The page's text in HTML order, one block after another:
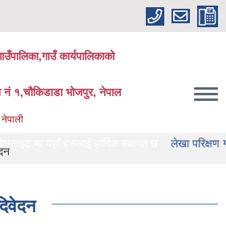
कार्यपालिकाको
नं १,चौकिडाडा भोजपुर, नेपाल
यहाँ हरुलाई हार्दिक स्वागत छ लेखा परिक्षण गर्ने संस्था